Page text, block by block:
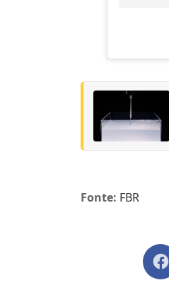
Fonte: FBR